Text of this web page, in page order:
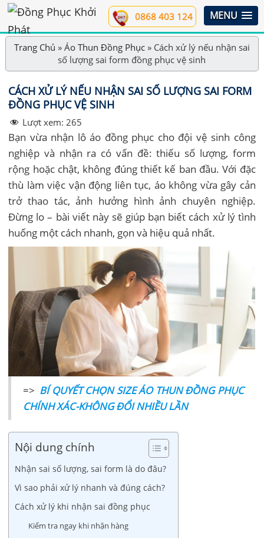
MENU
0868 403 124
Trang Chủ » Áo Thun Đồng Phục» Cách xử lý nếu nhận sai
số lượng sai form đồng phục vệ sinh
CÁCH XỬ LÝ NẾU NHẬN SAI SỐ LƯỢNG SAI FORM
ĐỒNG PHỤC VỆ SINH
Lượt xem: 265
Bạn vừa nhận lô áo đồng phục cho đội vệ sinh công
nghiệp và nhận ra có vấn đề: thiếu số lượng, form
rộng hoặc chật, không đúng thiết kế ban đầu. Với đặc
thù làm việc vận động liên tục, áo không vừa gây cản
trở thao tác, ảnh hưởng hình ảnh chuyên nghiệp.
Đừng lo – bài viết này sẽ giúp bạn biết cách xử lý tình
huống một cách nhanh, gọn và hiệu quả nhất.
=> BÍ QUYẾT CHỌN SIZE ÁO THUN ĐỒNG PHỤC
CHÍNH XÁC-KHÔNG ĐỔI NHIỀU LẦN
Nội dung chính
Nhận sai số lượng, sai form là do đâu?
Vì sao phải xử lý nhanh và đúng cách?
Cách xử lý khi nhận sai đồng phục
Kiểm tra ngay khi nhận hàng